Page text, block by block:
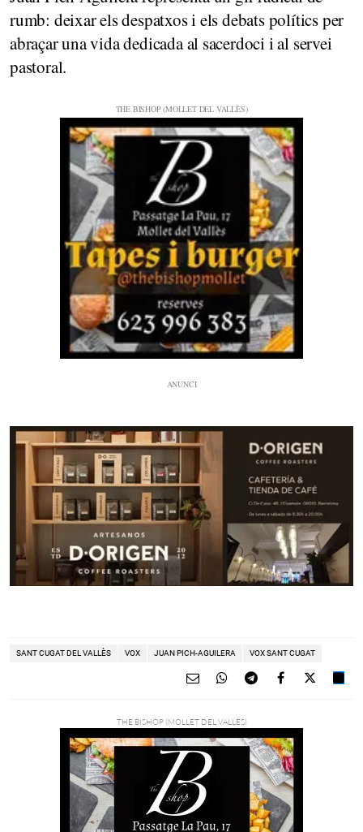
rumb: deixar els despatxos i els debats polítics per
abraçar una vida dedicada al sacerdoci i al servei
pastoral.
SANT CUGAT DEL VALLÈS VOX JUAN PICH-AGUILERA VOX SANT CUGAT